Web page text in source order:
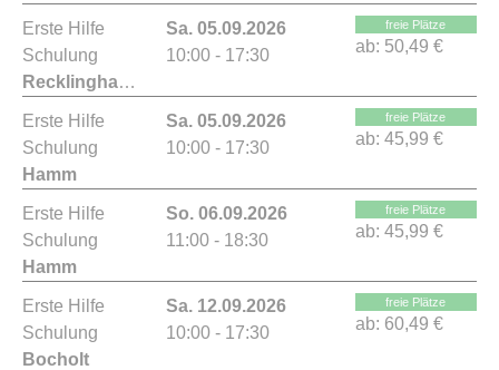
Erste Hilfe
Schulung
Recklinghausen
Sa. 05.09.2026
10:00 - 17:30
freie Plätze
ab: 50,49 €
Erste Hilfe
Schulung
Hamm
Sa. 05.09.2026
10:00 - 17:30
freie Plätze
ab: 45,99 €
Erste Hilfe
Schulung
Hamm
So. 06.09.2026
11:00 - 18:30
freie Plätze
ab: 45,99 €
Erste Hilfe
Schulung
Bocholt
Sa. 12.09.2026
10:00 - 17:30
freie Plätze
ab: 60,49 €